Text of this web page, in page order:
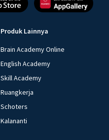
Produk Lainnya
Brain Academy Online
English Academy
Skill Academy
Ruangkerja
Schoters
Kalananti